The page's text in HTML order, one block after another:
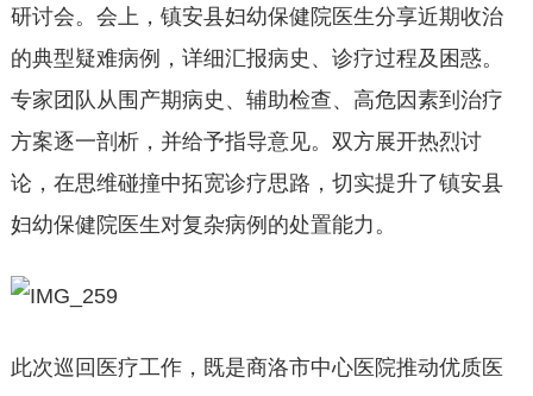
研讨会。会上，镇安县妇幼保健院医生分享近期收治
的典型疑难病例，详细汇报病史、诊疗过程及困惑。
专家团队从围产期病史、辅助检查、高危因素到治疗
方案逐一剖析，并给予指导意见。双方展开热烈讨
论，在思维碰撞中拓宽诊疗思路，切实提升了镇安县
妇幼保健院医生对复杂病例的处置能力。
此次巡回医疗工作，既是商洛市中心医院推动优质医